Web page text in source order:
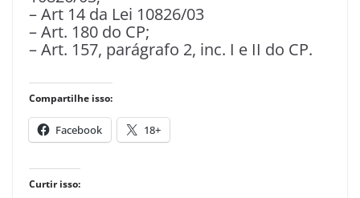
– Art 14 da Lei 10826/03
– Art. 180 do CP;
– Art. 157, parágrafo 2, inc. I e II do CP.
Compartilhe isso:
Facebook 18+
Curtir isso: